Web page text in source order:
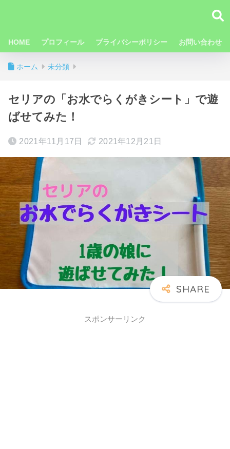
HOME プロフィール プライバシーポリシー お問い合わせ
ホーム 未分類
セリアの「お水でらくがきシート」で遊
ばせてみた！
2021年11月17日 2021年12月21日
スポンサーリンク